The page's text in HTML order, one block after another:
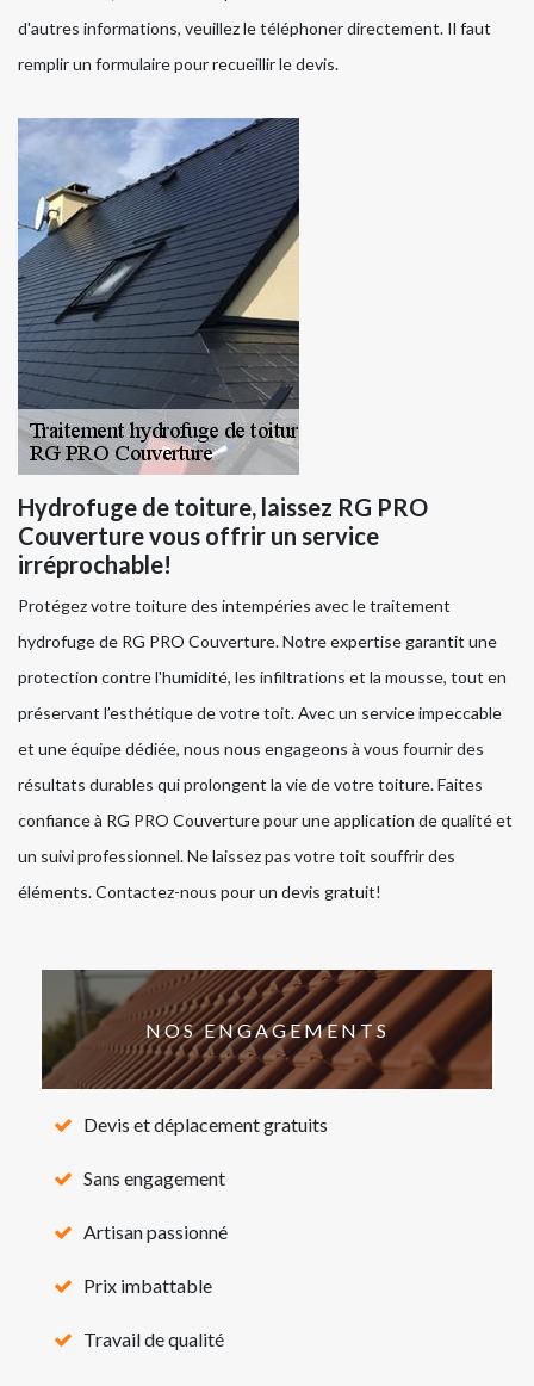
d'autres informations, veuillez le téléphoner directement. Il faut
remplir un formulaire pour recueillir le devis.
Hydrofuge de toiture, laissez RG PRO
Couverture vous offrir un service
irréprochable!
Protégez votre toiture des intempéries avec le traitement
hydrofuge de RG PRO Couverture. Notre expertise garantit une
protection contre l'humidité, les infiltrations et la mousse, tout en
préservant l’esthétique de votre toit. Avec un service impeccable
et une équipe dédiée, nous nous engageons à vous fournir des
résultats durables qui prolongent la vie de votre toiture. Faites
confiance à RG PRO Couverture pour une application de qualité et
un suivi professionnel. Ne laissez pas votre toit souffrir des
éléments. Contactez-nous pour un devis gratuit!
NOS ENGAGEMENTS
Devis et déplacement gratuits
Sans engagement
Artisan passionné
Prix imbattable
Travail de qualité